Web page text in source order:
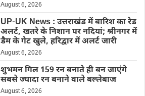
August 6, 2026
UP-UK News : उत्तराखंड में बारिश का रेड
अलर्ट, खतरे के निशान पर नदियां; श्रीनगर में
डैम के गेट खुले, हरिद्वार में अलर्ट जारी
August 6, 2026
शुभमन गिल 159 रन बनाते ही बन जाएंगे
सबसे ज्यादा रन बनाने वाले बल्लेबाज
August 6, 2026